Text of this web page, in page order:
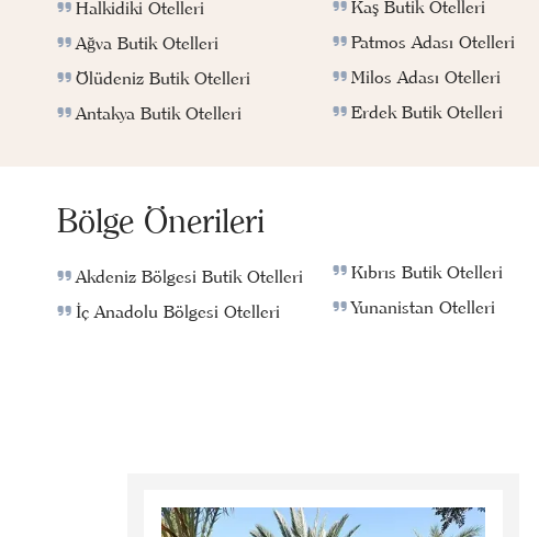
Halkidiki Otelleri
Ağva Butik Otelleri
Ölüdeniz Butik Otelleri
Antakya Butik Otelleri
Kaş Butik Otelleri
Patmos Adası Otelleri
Milos Adası Otelleri
Erdek Butik Otelleri
Bölge Önerileri
Akdeniz Bölgesi Butik Otelleri
İç Anadolu Bölgesi Otelleri
Kıbrıs Butik Otelleri
Yunanistan Otelleri